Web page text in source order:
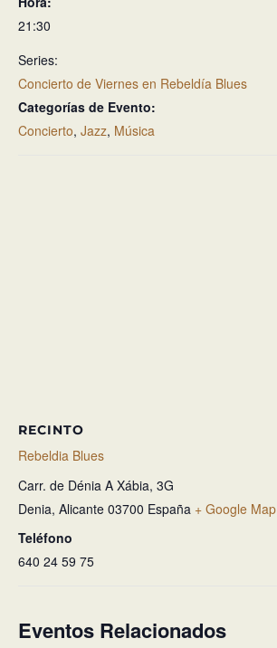
21:30
Series:
Concierto de Viernes en Rebeldía Blues
Categorías de Evento:
Concierto, Jazz, Música
RECINTO
Rebeldia Blues
Carr. de Dénia A Xábia, 3G
Denia, Alicante 03700 España + Google Map
Teléfono
640 24 59 75
Eventos Relacionados